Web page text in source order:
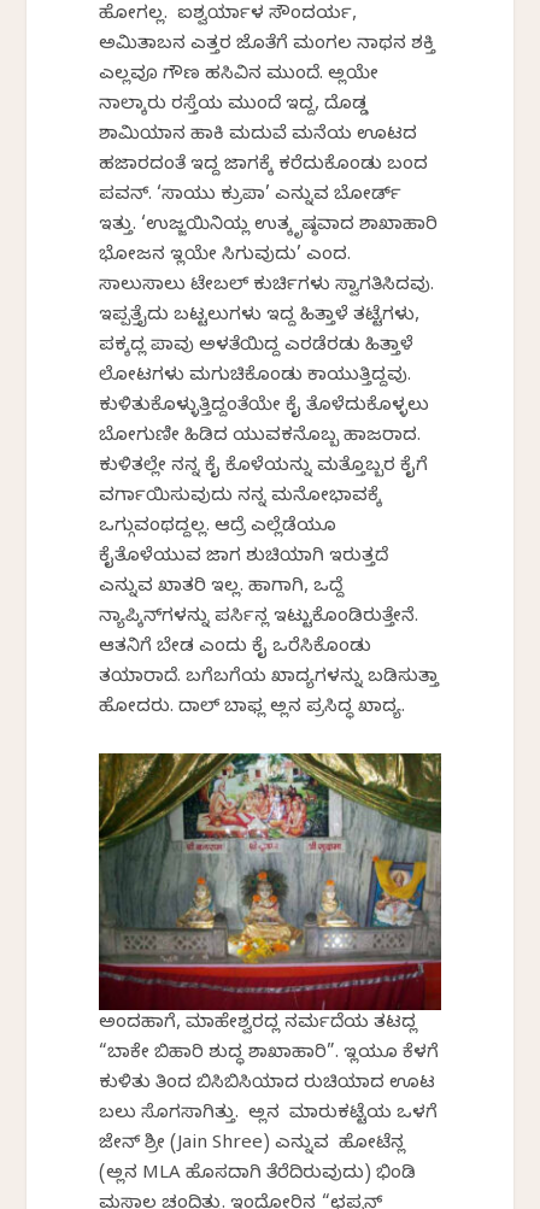
ಹೋಗಲಿಲ್ಲ. ಐಶ್ವರ್ಯಾಳ ಸೌಂದರ್ಯ,
ಅಮಿತಾಬನ ಎತ್ತರ ಜೊತೆಗೆ ಮಂಗಲ ನಾಥನ ಶಕ್ತಿ
ಎಲ್ಲವೂ ಗೌಣ ಹಸಿವಿನ ಮುಂದೆ. ಅಲ್ಲಿಯೇ
ನಾಲ್ಕಾರು ರಸ್ತೆಯ ಮುಂದೆ ಇದ್ದ, ದೊಡ್ಡ
ಶಾಮಿಯಾನ ಹಾಕಿ ಮದುವೆ ಮನೆಯ ಊಟದ
ಹಜಾರದಂತೆ ಇದ್ದ ಜಾಗಕ್ಕೆ ಕರೆದುಕೊಂಡು ಬಂದ
ಪವನ್. ‘ಸಾಯು ಕ್ರುಪಾ’ ಎನ್ನುವ ಬೋರ್ಡ್
ಇತ್ತು. ‘ಉಜ್ಜಯಿನಿಯಲ್ಲಿ ಉತ್ಕೃಷ್ಠವಾದ ಶಾಖಾಹಾರಿ
ಭೋಜನ ಇಲ್ಲಿಯೇ ಸಿಗುವುದು’ ಎಂದ.
ಸಾಲುಸಾಲು ಟೇಬಲ್ ಕುರ್ಚಿಗಳು ಸ್ವಾಗತಿಸಿದವು.
ಇಪ್ಪತ್ತೈದು ಬಟ್ಟಲುಗಳು ಇದ್ದ ಹಿತ್ತಾಳೆ ತಟ್ಟೆಗಳು,
ಪಕ್ಕದಲ್ಲಿ ಪಾವು ಅಳತೆಯಿದ್ದ ಎರಡೆರಡು ಹಿತ್ತಾಳೆ
ಲೋಟಗಳು ಮಗುಚಿಕೊಂಡು ಕಾಯುತ್ತಿದ್ದವು.
ಕುಳಿತುಕೊಳ್ಳುತ್ತಿದ್ದಂತೆಯೇ ಕೈ ತೊಳೆದುಕೊಳ್ಳಲು
ಬೋಗುಣೀ ಹಿಡಿದ ಯುವಕನೊಬ್ಬ ಹಾಜರಾದ.
ಕುಳಿತಲ್ಲೇ ನನ್ನ ಕೈ ಕೊಳೆಯನ್ನು ಮತ್ತೊಬ್ಬರ ಕೈಗೆ
ವರ್ಗಾಯಿಸುವುದು ನನ್ನ ಮನೋಭಾವಕ್ಕೆ
ಒಗ್ಗುವಂಥದ್ದಲ್ಲ. ಆದ್ರೆ ಎಲ್ಲೆಡೆಯೂ
ಕೈತೊಳೆಯುವ ಜಾಗ ಶುಚಿಯಾಗಿ ಇರುತ್ತದೆ
ಎನ್ನುವ ಖಾತರಿ ಇಲ್ಲ. ಹಾಗಾಗಿ, ಒದ್ದೆ
ನ್ಯಾಪ್ಕಿನ್‍ಗಳನ್ನು ಪರ್ಸಿನಲ್ಲಿ ಇಟ್ಟುಕೊಂಡಿರುತ್ತೇನೆ.
ಆತನಿಗೆ ಬೇಡ ಎಂದು ಕೈ ಒರೆಸಿಕೊಂಡು
ತಯಾರಾದೆ. ಬಗೆಬಗೆಯ ಖಾದ್ಯಗಳನ್ನು ಬಡಿಸುತ್ತಾ
ಹೋದರು. ದಾಲ್ ಬಾಫ್ಲ ಅಲ್ಲಿನ ಪ್ರಸಿದ್ಧ ಖಾದ್ಯ.
ಅಂದಹಾಗೆ, ಮಾಹೇಶ್ವರದಲ್ಲಿ ನರ್ಮದೆಯ ತಟದಲ್ಲಿ
“ಬಾಕೇ ಬಿಹಾರಿ ಶುದ್ಧ ಶಾಖಾಹಾರಿ”. ಇಲ್ಲಿಯೂ ಕೆಳಗೆ
ಕುಳಿತು ತಿಂದ ಬಿಸಿಬಿಸಿಯಾದ ರುಚಿಯಾದ ಊಟ
ಬಲು ಸೊಗಸಾಗಿತ್ತು. ಅಲ್ಲಿನ ಮಾರುಕಟ್ಟೆಯ ಒಳಗೆ
ಜೇನ್ ಶ್ರೀ (Jain Shree) ಎನ್ನುವ ಹೋಟೆಲಿನಲ್ಲಿ
(ಅಲ್ಲಿನ MLA ಹೊಸದಾಗಿ ತೆರೆದಿರುವುದು) ಭಿಂಡಿ